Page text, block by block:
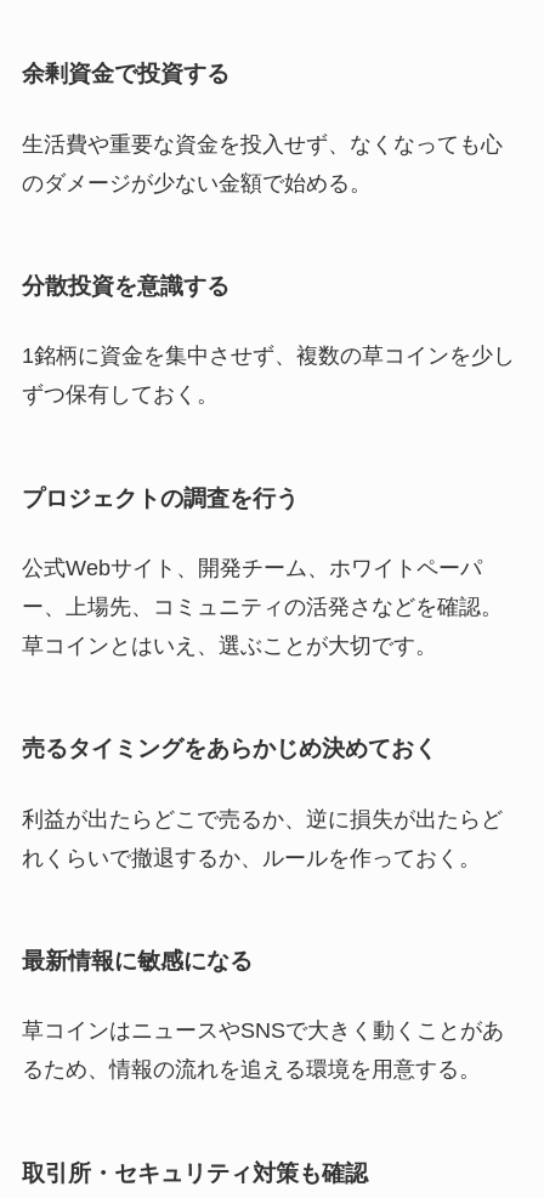
余剰資金で投資する
生活費や重要な資金を投入せず、なくなっても心
のダメージが少ない金額で始める。
分散投資を意識する
1銘柄に資金を集中させず、複数の草コインを少し
ずつ保有しておく。
プロジェクトの調査を行う
公式Webサイト、開発チーム、ホワイトペーパ
ー、上場先、コミュニティの活発さなどを確認。
草コインとはいえ、選ぶことが大切です。
売るタイミングをあらかじめ決めておく
利益が出たらどこで売るか、逆に損失が出たらど
れくらいで撤退するか、ルールを作っておく。
最新情報に敏感になる
草コインはニュースやSNSで大きく動くことがあ
るため、情報の流れを追える環境を用意する。
取引所・セキュリティ対策も確認